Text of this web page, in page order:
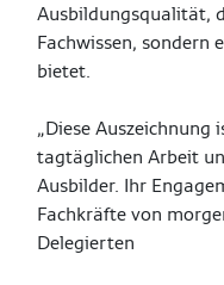
Ausbildungsqualität,
Fachwissen, sondern
bietet.
„Diese
tagtäglichen Arbeit
Ausbilder. Ihr
Fachkräfte von
Delegierten